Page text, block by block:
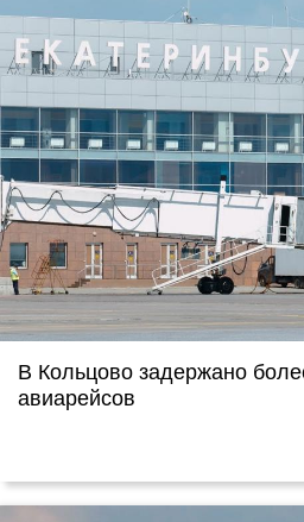
В Кольцово задержано
авиарейсов